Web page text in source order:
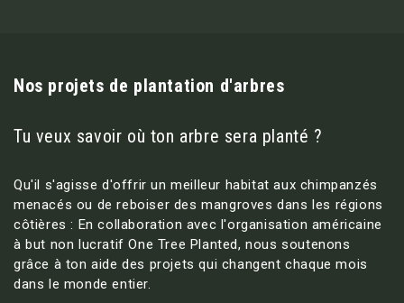
Nos projets de plantation d'arbres
Tu veux savoir où ton arbre sera planté ?
Qu'il s'agisse d'offrir un meilleur habitat aux chimpanzés
menacés ou de reboiser des mangroves dans les régions
côtières : En collaboration avec l'organisation américaine
à but non lucratif One Tree Planted, nous soutenons
grâce à ton aide des projets qui changent chaque mois
dans le monde entier.